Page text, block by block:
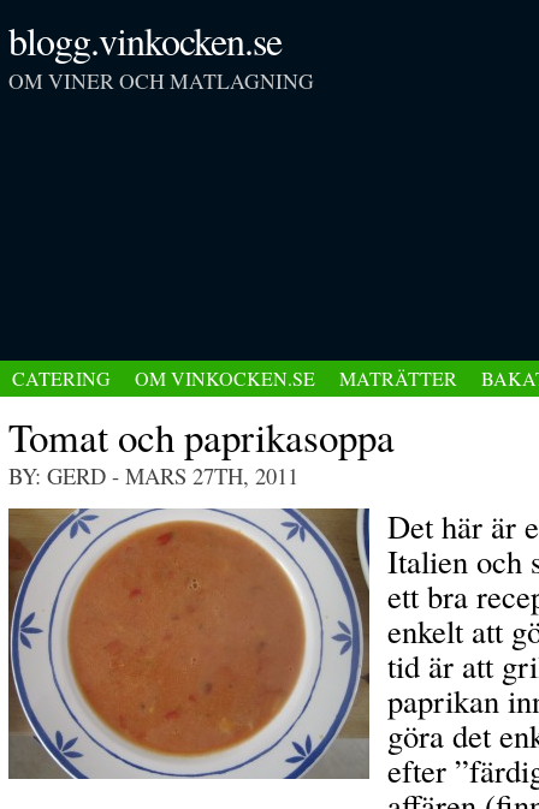
blogg.vinkocken.se
OM VINER OCH MATLAGNING
CATERING OM VINKOCKEN.SE MATRÄTTER
Tomat och paprikasoppa
BY: GERD - MARS 27TH, 2011
Det här är
Italien och
ett bra
enkelt att
tid är att
paprikan
göra det
efter